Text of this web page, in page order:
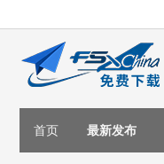
首页 最新发布